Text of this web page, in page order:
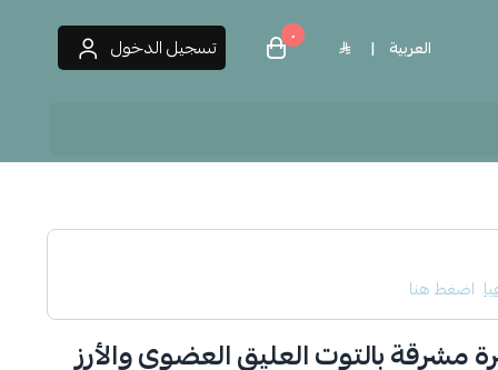
العربية | ٠ تسجيل الدخول
اضغط هنا
مشرقة بالتوت العليق العضوي والأرز